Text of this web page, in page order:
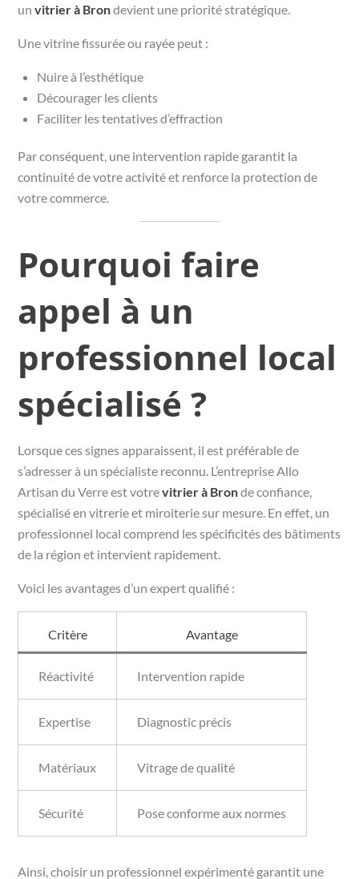
unvitrier à Brondevient une priorité stratégique.
Une vitrine fissurée ou rayée peut :
Nuire à l’esthétique
Décourager les clients
Faciliter les tentatives d’effraction
Par conséquent, une intervention rapide garantit la
continuité de votre activité et renforce la protection de
votre commerce.
Pourquoi faire
appel à un
professionnel local
spécialisé ?
Lorsque ces signes apparaissent, il est préférable de
s’adresser à un spécialiste reconnu. L’entreprise Allo
Artisan du Verre est votrevitrier à Bronde confiance,
spécialisé en vitrerie et miroiterie sur mesure. En effet, un
professionnel local comprend les spécificités des bâtiments
de la région et intervient rapidement.
Voici les avantages d’un expert qualifié :
Critère Avantage
Réactivité Intervention rapide
Expertise Diagnostic précis
Matériaux Vitrage de qualité
Sécurité Pose conforme aux normes
Ainsi, choisir un professionnel expérimenté garantit une